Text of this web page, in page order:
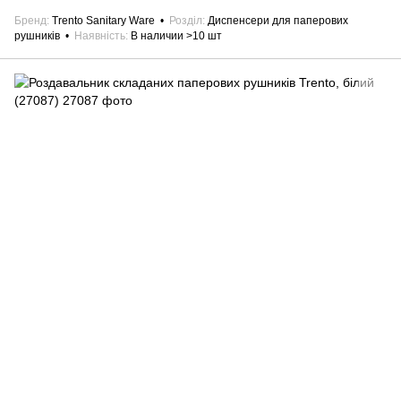
Бренд Trento Sanitary Ware Розділ Диспенсери для паперових
рушників
Наявність В наличии >10 шт